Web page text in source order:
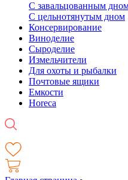
С завальцованным
С цельнотянутым дном
Консервирование
Виноделие
Сыроделие
Измельчители
Для охоты и рыбалки
Почтовые ящики
Емкости
Horeca